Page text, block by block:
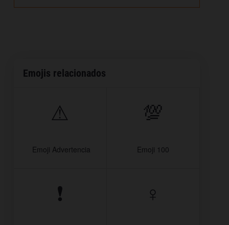
Emojis relacionados
⚠
️ Emoji Advertencia
💯
Emoji 100
❗ ♀